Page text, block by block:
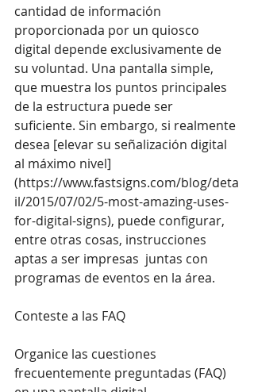
cantidad de información
proporcionada por un quiosco
digital depende exclusivamente de
su voluntad. Una pantalla simple,
que muestra los puntos principales
de la estructura puede ser
suficiente. Sin embargo, si realmente
desea [elevar su señalización digital
al máximo nivel]
(https://www.fastsigns.com/blog/deta
il/2015/07/02/5-most-amazing-uses-
for-digital-signs), puede configurar,
entre otras cosas, instrucciones
aptas a ser impresas  juntas con
programas de eventos en la área.
Conteste a las FAQ
Organice las cuestiones
frecuentemente preguntadas (FAQ)